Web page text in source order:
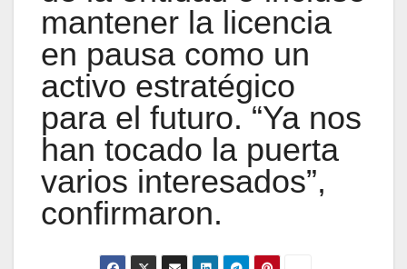
mantener la licencia
en pausa como un
activo estratégico
para el futuro. “Ya nos
han tocado la puerta
varios interesados”,
confirmaron.